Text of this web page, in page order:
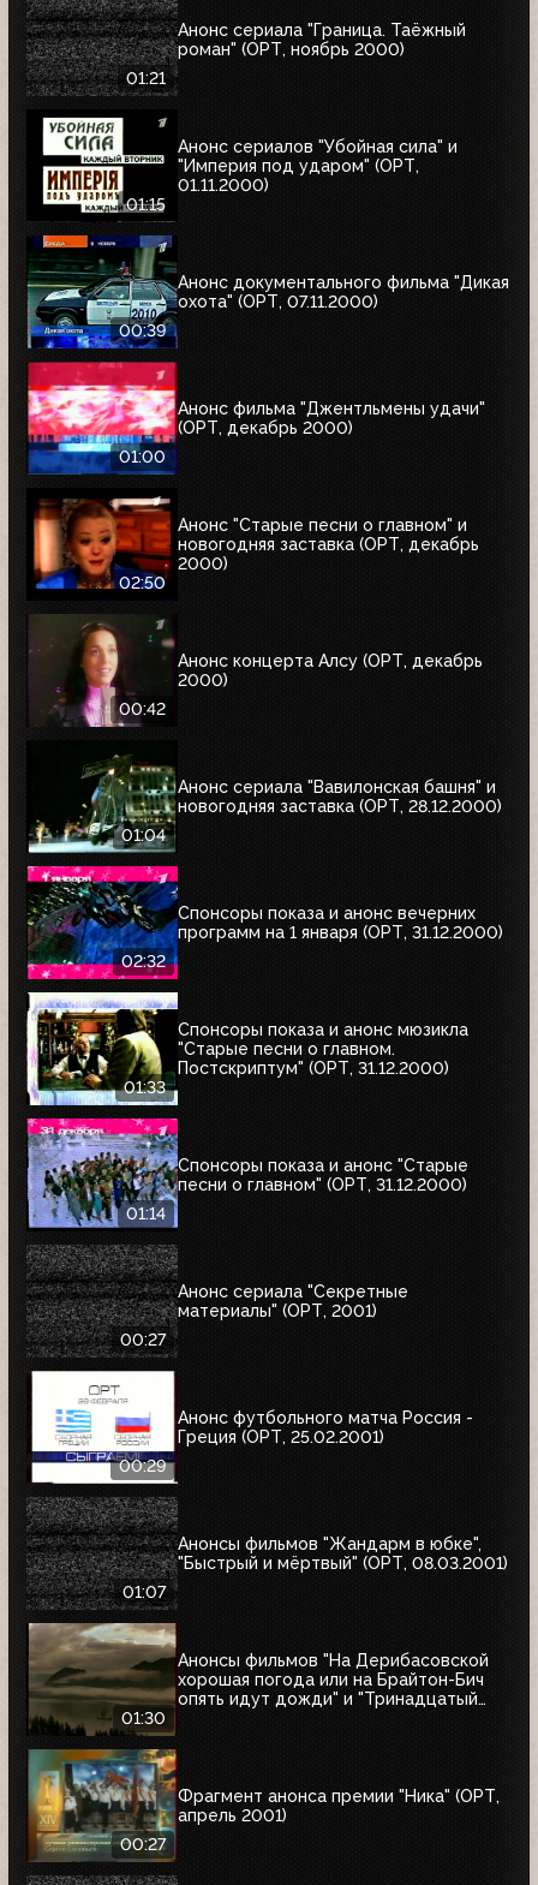
01:21
Анонс сериала "Граница. Таёжный
роман" (ОРТ, ноябрь 2000)
01:15
Анонс сериалов "Убойная сила" и
"Империя под ударом" (ОРТ,
01.11.2000)
00:39
Анонс документального фильма "Дикая
охота" (ОРТ, 07.11.2000)
01:00
Анонс фильма "Джентльмены удачи"
(ОРТ, декабрь 2000)
02:50
Анонс "Старые песни о главном" и
новогодняя заставка (ОРТ, декабрь
2000)
00:42
Анонс концерта Алсу (ОРТ, декабрь
2000)
01:04
Анонс сериала "Вавилонская башня" и
новогодняя заставка (ОРТ, 28.12.2000)
02:32
Спонсоры показа и анонс вечерних
программ на 1 января (ОРТ, 31.12.2000)
01:33
Спонсоры показа и анонс мюзикла
"Старые песни о главном.
Постскриптум" (ОРТ, 31.12.2000)
01:14
Спонсоры показа и анонс "Старые
песни о главном" (ОРТ, 31.12.2000)
00:27
Анонс сериала "Секретные
материалы" (ОРТ, 2001)
00:29
Анонс футбольного матча Россия -
Греция (ОРТ, 25.02.2001)
01:07
Анонсы фильмов "Жандарм в юбке",
"Быстрый и мёртвый" (ОРТ, 08.03.2001)
01:30
Анонсы фильмов "На Дерибасовской
хорошая погода или на Брайтон-Бич
опять идут дожди" и "Тринадцатый
00:27
Фрагмент анонса премии "Ника" (ОРТ,
апрель 2001)